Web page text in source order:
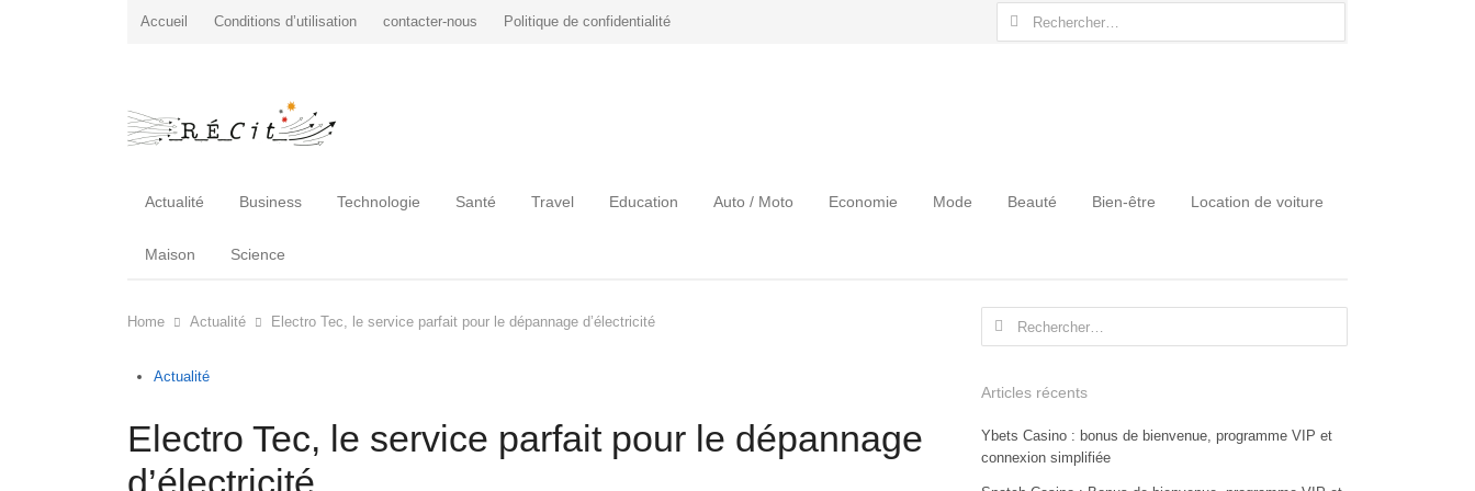
Accueil Conditions d’utilisation contacter-nous Politique de confidentialité Rechercher :
Actualité Business Technologie Santé Travel Education Auto / Moto Economie Mode Beauté Bien-être Location de voiture
Maison Science
Home Actualité Electro Tec, le service parfait pour le dépannage d’électricité
Actualité
Electro Tec, le service parfait pour le dépannage
d’électricité
Rechercher :
Articles récents
Ybets Casino : bonus de bienvenue, programme VIP et
connexion simplifiée